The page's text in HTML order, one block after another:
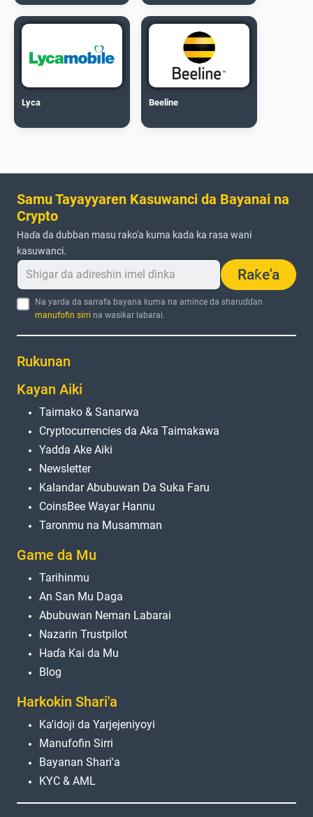
Lyca Beeline
Samu Tayayyaren Kasuwanci da Bayanai na
Crypto
Haɗa da dubban masu rako'a kuma kada ka rasa wani
kasuwanci.
Raƙe'a
Na yarda da sarrafa bayana kuma na amince da sharuɗɗan
manufofin sirri na wasiƙar labarai.
Rukunan
Kayan Aiki
Taimako & Sanarwa
Cryptocurrencies da Aka Taimakawa
Yadda Ake Aiki
Newsletter
Kalandar Abubuwan Da Suka Faru
CoinsBee Wayar Hannu
Taronmu na Musamman
Game da Mu
Tarihinmu
An San Mu Daga
Abubuwan Neman Labarai
Nazarin Trustpilot
Haɗa Kai da Mu
Blog
Harkokin Shari'a
Ka'idoji da Yarjejeniyoyi
Manufofin Sirri
Bayanan Shari'a
KYC & AML